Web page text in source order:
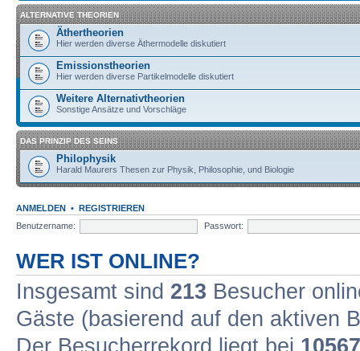
ALTERNATIVE THEORIEN
Äthertheorien
Hier werden diverse Äthermodelle diskutiert
Emissionstheorien
Hier werden diverse Partikelmodelle diskutiert
Weitere Alternativtheorien
Sonstige Ansätze und Vorschläge
DAS PRINZIP DES SEINS
Philophysik
Harald Maurers Thesen zur Physik, Philosophie, und Biologie
ANMELDEN • REGISTRIEREN
Benutzername:
Passwort:
WER IST ONLINE?
Insgesamt sind 213 Besucher
Gäste (basierend auf den aktiven
Der Besucherrekord liegt bei 10567